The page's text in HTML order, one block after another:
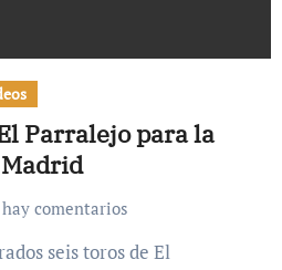
Parralejo para la
comentarios